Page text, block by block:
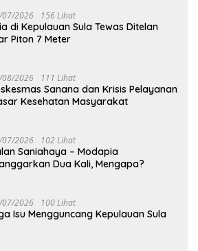
2026 156 Lihat
di Kepulauan Sula Tewas Ditelan
Piton 7 Meter
2026 111 Lihat
Sanana dan Krisis Pelayanan
Kesehatan Masyarakat
2026 102 Lihat
Saniahaya – Modapia
Dua Kali, Mengapa?
2026 100 Lihat
Isu Mengguncang Kepulauan Sula